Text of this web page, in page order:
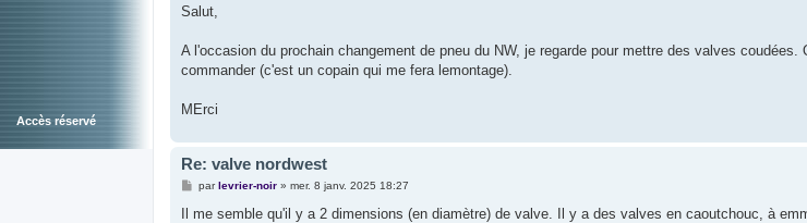
Accès réservé
s
g
Salut,
A l'occasion du prochain changement de pneu du NW, je regarde pour mettre des valves
commander (c'est un copain qui me fera lemontage).
MErci
Re: valve nordwest
M
s
parlevrier-noir» mer. 8 janv. 2025 18:27
Il me semble qu'il y a 2 dimensions (en diamètre) de valve. Il y a des valves en caoutchouc, à